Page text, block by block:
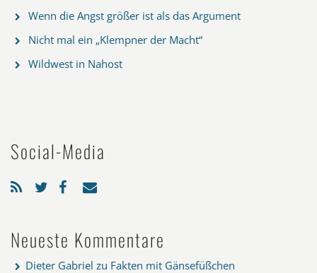
Wenn die Angst größer ist als das Argument
Nicht mal ein „Klempner der Macht“
Wildwest in Nahost
Social-Media
Neueste Kommentare
Dieter Gabriel zu Fakten mit Gänsefüßchen